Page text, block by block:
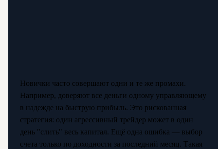
Новички часто совершают одни и те же промахи.
Например, доверяют все деньги одному управляющему
в надежде на быструю прибыль. Это рискованная
стратегия: один агрессивный трейдер может в один
день "слить" весь капитал. Ещё одна ошибка — выбор
счета только по доходности за последний месяц. Такая